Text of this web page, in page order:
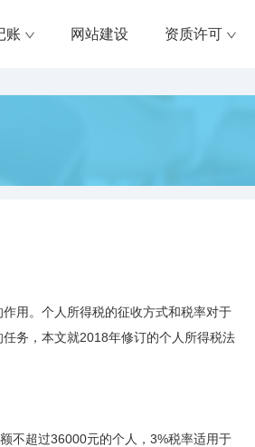
账 网站建设 资质许可
用。个人所得税的征收方式和税率对于
务，本文就2018年修订的个人所得税法
不超过36000元的个人，3%税率适用于